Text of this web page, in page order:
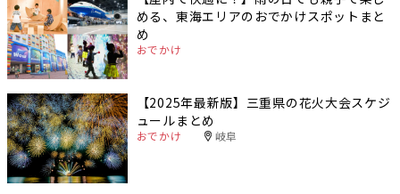
める、東海エリアのおでかけスポットまと
め
おでかけ
【2025年最新版】三重県の花火大会スケジ
ュールまとめ
おでかけ 岐阜